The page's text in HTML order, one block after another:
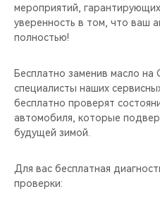
CHERY REMOTE
CHERY И СПОРТ
НАШИ МЕРОПРИЯТИЯ
ВИДЕООБЗОРЫ
мероприятий,
уверенность в том, что ваш
полностью!
Бесплатно заменив масло на
специалисты наших
бесплатно проверят
автомобиля, которые
будущей зимой.
Для вас бесплатная
проверки: